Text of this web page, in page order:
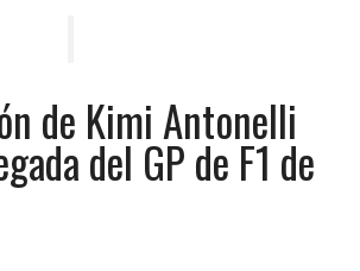
de Kimi Antonelli
del GP de F1 de